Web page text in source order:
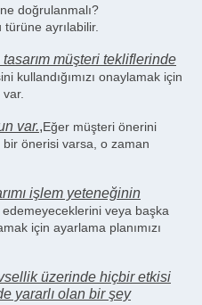
doğrulanmalı?
ayrılabilir.
müşteri tekliflerinde
kullandığımızı onaylamak için
var.
var.,Eğer müşteri önerini
önerisi varsa, o zaman
işlem yeteneğinin
veya başka
için ayarlama planımızı
üzerinde hiçbir etkisi
yararlı olan bir şey